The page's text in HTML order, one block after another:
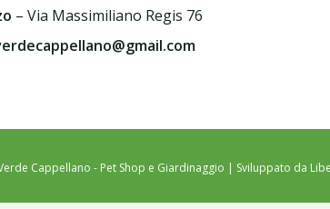
– Via Massimiliano Regis 76
Cappellano - Pet Shop e Giardinaggio | Sviluppato da